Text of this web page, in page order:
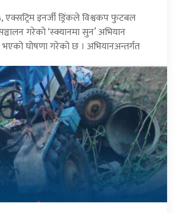
एक्सट्रिम इनर्जी ड्रिंकले विश्वकप फुटबल
गरेको ‘स्क्यानमा सुन’ अभियान
घोषणा गरेको छ । अभियानअन्तर्गत